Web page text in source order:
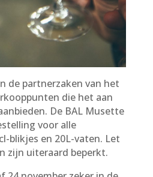
de partnerzaken van het
die het aan
De BAL Musette
voor alle
blikjes en 20L-vaten. Let
zijn uiteraard beperkt.